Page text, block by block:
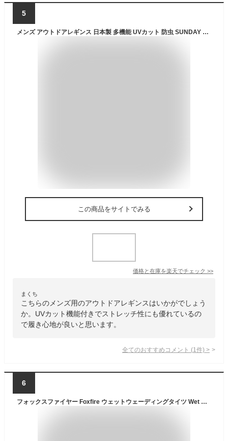
5
メンズ アウトドアレギンス 日本製 多機能 UVカット 防虫 SUNDAY MOUNTAIN サンデーマウンテン ボトムス タイツ スパッツ 伸縮ストレッチ 速乾ドライ originalitem スポーツ ヨガ ハイキング トレッキング 登山 釣り キャンプ アウトドア 【正規品】
この商品をサイトでみる
価格と在庫を楽天でチェック >>
まくち
こちらのメンズ用のアウトドアレギンスはいかがでしょう
か。UVカット機能付きでストレッチ性にも優れているの
で履き心地が良いと思います。
全てのおすすめコメント (1 件) >
6
フォックスファイヤー Foxfire ウェットウェーディングタイツ Wet Wading Tights フィッシング 水陸両用タイツ 夏季渓流 釣り アウトドア FOX5014258